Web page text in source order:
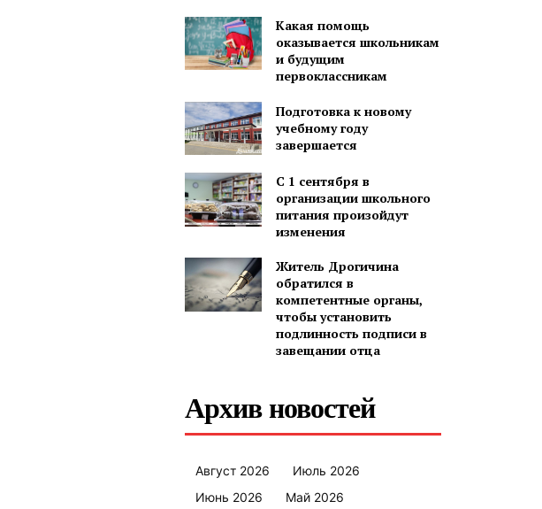
Какая помощь
оказывается школьникам
и будущим
первоклассникам
Подготовка к новому
учебному году
завершается
С 1 сентября в
организации школьного
питания произойдут
изменения
Житель Дрогичина
обратился в
компетентные органы,
чтобы установить
подлинность подписи в
завещании отца
Архив новостей
Август 2026
Июль 2026
Июнь 2026
Май 2026